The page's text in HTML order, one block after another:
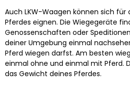
Auch LKW-Waagen können sich für
Pferdes eignen. Die Wiegegeräte
Genossenschaften oder
deiner Umgebung einmal
Pferd wiegen darfst. Am besten
einmal ohne und einmal mit Pferd.
das Gewicht deines Pferdes.